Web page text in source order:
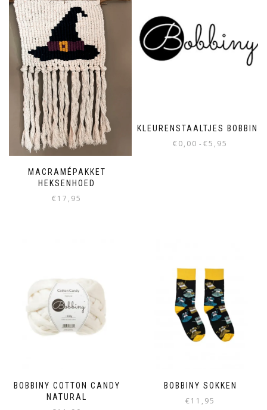
MACRAMÉPAKKET
HEKSENHOED
€17,95
KLEURENSTAALTJES BOBBINY
€0,00 - €5,95
BOBBINY COTTON CANDY
NATURAL
BOBBINY SOKKEN
€11,95